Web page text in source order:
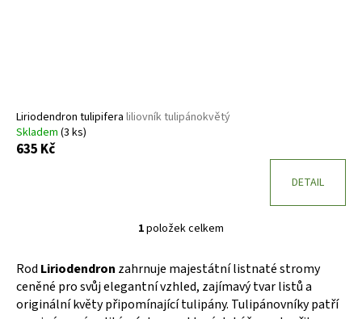
ů
Liriodendron tulipifera liliovník tulipánokvětý
Skladem (3 ks)
635 Kč
DETAIL
O
l
á
d
1položek celkem
Rod Liriodendron zahrnuje majestátní listnaté stromy
ceněné pro svůj elegantní vzhled, zajímavý tvar listů a
originální květy připomínající tulipány. Tulipánovníky patří